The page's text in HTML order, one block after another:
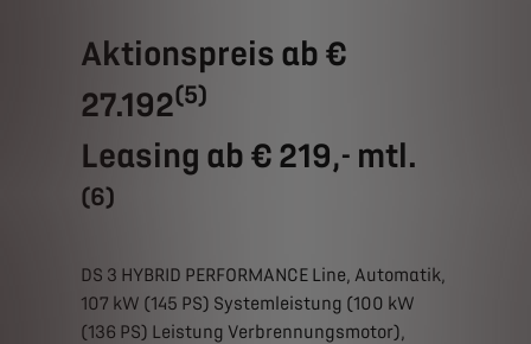
Aktionspreis ab €
27.192(5)
Leasing ab € 219,- mtl.
(6)
DS 3 HYBRID PERFORMANCE Line, Automatik,
107 kW (145 PS) Systemleistung (100 kW
(136 PS) Leistung Verbrennungsmotor),